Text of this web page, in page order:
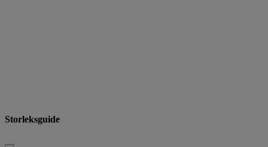
Storleksguide